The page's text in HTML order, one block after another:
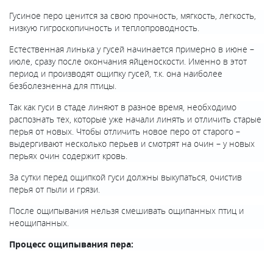
Гусиное перо ценится за свою прочность, мягкость, легкость,
низкую гигроскопичность и теплопроводность.
Естественная линька у гусей начинается примерно в июне –
июле, сразу после окончания яйценоскости. Именно в этот
период и производят ощипку гусей, т.к. она наиболее
безболезненна для птицы.
Так как гуси в стаде линяют в разное время, необходимо
распознать тех, которые уже начали линять и отличить старые
перья от новых. Чтобы отличить новое перо от старого –
выдергивают несколько перьев и смотрят на очин – у новых
перьях очин содержит кровь.
За сутки перед ощипкой гуси должны выкупаться, очистив
перья от пыли и грязи.
После ощипывания нельзя смешивать ощипанных птиц и
неощипанных.
Процесс ощипывания пера: